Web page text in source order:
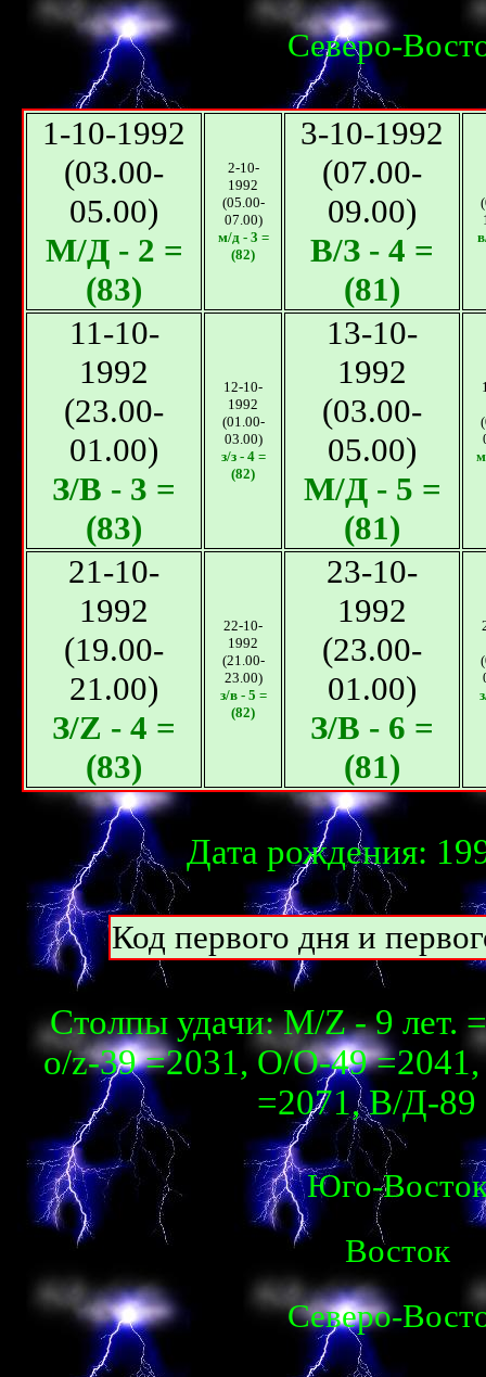
Северо-
1-10-1992
(03.00-
05.00)
М/Д - 2 =
(83)
2-10-
1992
(05.00-
07.00)
м/д - 3 =
(82)
3-10-1992
(07.00-
09.00)
В/З - 4 =
(81)
11-10-
1992
(23.00-
01.00)
З/В - 3 =
(83)
12-10-
1992
(01.00-
03.00)
з/з - 4 =
(82)
13-10-
1992
(03.00-
05.00)
М/Д - 5 =
(81)
21-10-
1992
(19.00-
21.00)
З/Z - 4 =
(83)
22-10-
1992
(21.00-
23.00)
з/в - 5 =
(82)
23-10-
1992
(23.00-
01.00)
З/В - 6 =
(81)
Дата рождения:
Код первого дня и
Столпы удачи: М/Z - 9 лет.
о/z-39 =2031, О/О-49
=2071, В/Д-89
Юго-
Восток
Северо-